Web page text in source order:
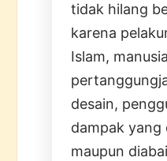
tidak hilang
karena
Islam,
desain,
dampak yang
maupun